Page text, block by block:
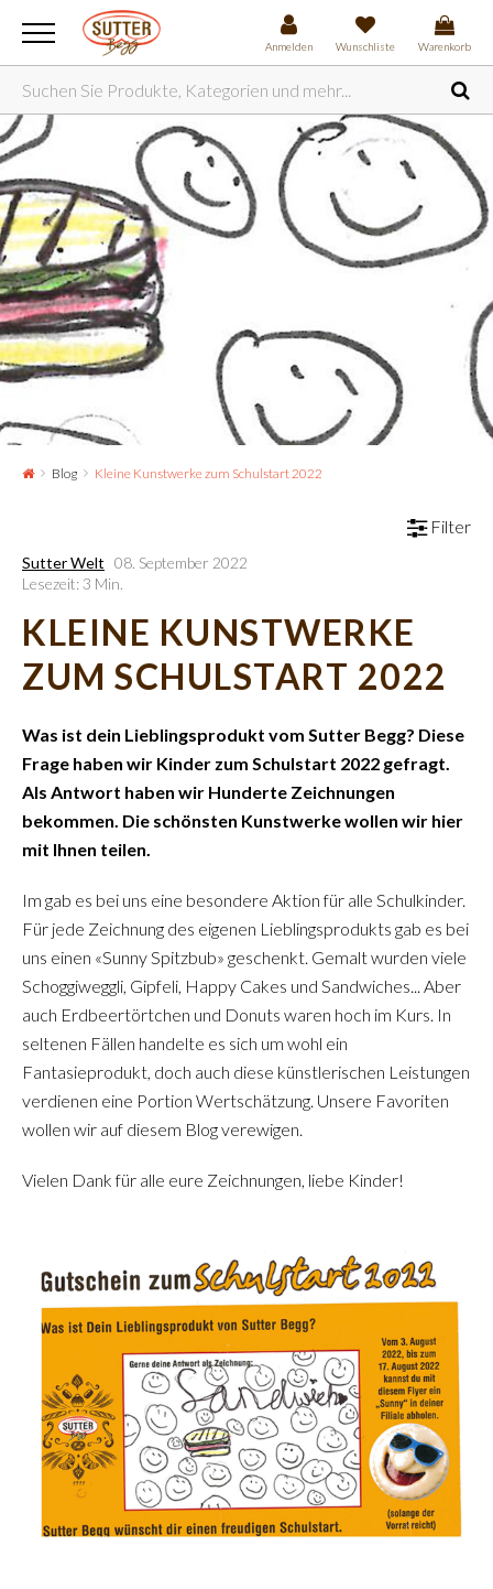
Anmelden Wunschliste Warenkorb
Blog Kleine Kunstwerke zum Schulstart 2022
Filter
Sutter Welt 08. September 2022
Lesezeit: 3 Min.
KLEINE KUNSTWERKE
ZUM SCHULSTART 2022
Was ist dein Lieblingsprodukt vom Sutter Begg? Diese
Frage haben wir Kinder zum Schulstart 2022 gefragt.
Als Antwort haben wir Hunderte Zeichnungen
bekommen. Die schönsten Kunstwerke wollen wir hier
mit Ihnen teilen.
Im gab es bei uns eine besondere Aktion für alle Schulkinder.
Für jede Zeichnung des eigenen Lieblingsprodukts gab es bei
uns einen «Sunny Spitzbub» geschenkt. Gemalt wurden viele
Schoggiweggli, Gipfeli, Happy Cakes und Sandwiches... Aber
auch Erdbeertörtchen und Donuts waren hoch im Kurs. In
seltenen Fällen handelte es sich um wohl ein
Fantasieprodukt, doch auch diese künstlerischen Leistungen
verdienen eine Portion Wertschätzung. Unsere Favoriten
wollen wir auf diesem Blog verewigen.
Vielen Dank für alle eure Zeichnungen, liebe Kinder!